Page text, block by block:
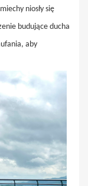
niosły się
budujące ducha
aby